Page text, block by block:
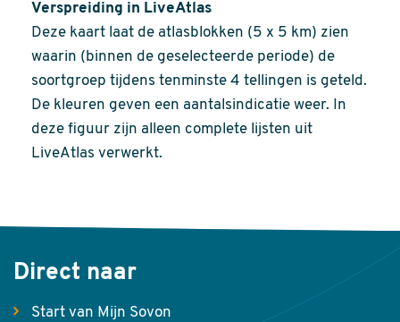
Verspreiding in LiveAtlas
Deze kaart laat de atlasblokken (5 x 5 km) zien
waarin (binnen de geselecteerde periode) de
soortgroep tijdens tenminste 4 tellingen is geteld.
De kleuren geven een aantalsindicatie weer. In
deze figuur zijn alleen complete lijsten uit
LiveAtlas verwerkt.
Direct naar
Start van Mijn Sovon